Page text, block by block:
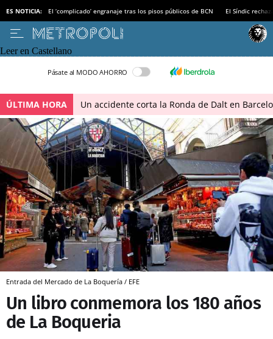
ES NOTICIA: El ‘complicado’ engranaje tras los pisos públicos de BCN El Síndic
Leer en Castellano
Pásate al MODO AHORRO
ÚLTIMA HORA Un accidente corta la Ronda de Dalt en
Entrada del Mercado de La Boquería / EFE
Un libro conmemora los 180 años
de La Boqueria